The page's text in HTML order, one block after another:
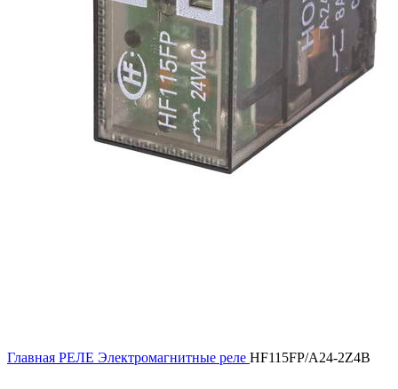
Главная РЕЛЕ Электромагнитные реле HF115FP/A24-2Z4B